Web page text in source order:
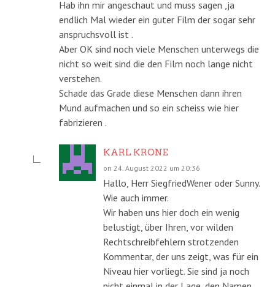
Hab ihn mir angeschaut und muss sagen ,ja
endlich Mal wieder ein guter Film der sogar sehr
anspruchsvoll ist .
Aber OK sind noch viele Menschen unterwegs die
nicht so weit sind die den Film noch lange nicht
verstehen.
Schade das Grade diese Menschen dann ihren
Mund aufmachen und so ein scheiss wie hier
fabrizieren .
KARL KRONE
on 24. August 2022 um 20:36
Hallo, Herr SiegfriedWener oder Sunny.
Wie auch immer.
Wir haben uns hier doch ein wenig
belustigt, über Ihren, vor wilden
Rechtschreibfehlern strotzenden
Kommentar, der uns zeigt, was für ein
Niveau hier vorliegt. Sie sind ja noch